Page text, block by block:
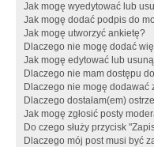
Jak mogę wyedytować lub
Jak mogę dodać podpis do
Jak mogę utworzyć ankietę?
Dlaczego nie mogę dodać
Jak mogę edytować lub
Dlaczego nie mam dostępu
Dlaczego nie mogę dodawać
Dlaczego dostałam(em)
Jak mogę zgłosić posty
Do czego służy przycisk
Dlaczego mój post musi być